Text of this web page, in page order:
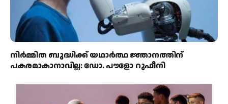
നിർമ്മിത ബുദ്ധിക്ക് യഥാർത്ഥ ജ്ഞാനത്തിന്
പകരമാകാനാവില്ല: ഡോ. പൗളോ റുഫീനി